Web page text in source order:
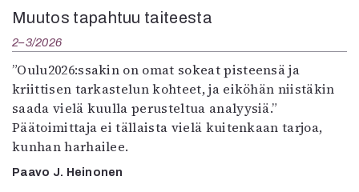
Muutos tapahtuu taiteesta
2–3/2026
”Oulu2026:ssakin on omat sokeat pisteensä ja
kriittisen tarkastelun kohteet, ja eiköhän niistäkin
saada vielä kuulla perusteltua analyysiä.”
Päätoimittaja ei tällaista vielä kuitenkaan tarjoa,
kunhan harhailee.
Paavo J. Heinonen